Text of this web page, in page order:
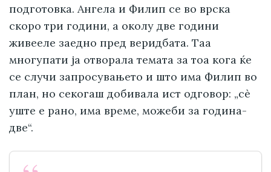
подготовка. Ангела и Филип се во врска
скоро три години, а околу две години
живееле заедно пред веридбата. Таа
многупати ја отворала темата за тоа кога ќе
се случи запросувањето и што има Филип во
план, но секогаш добивала ист одговор: „сè
уште е рано, има време, можеби за година-
две“.